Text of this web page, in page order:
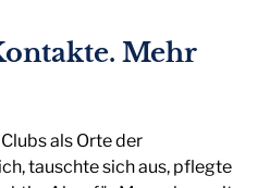
Mehr
als Orte der
tauschte sich aus, pflegte